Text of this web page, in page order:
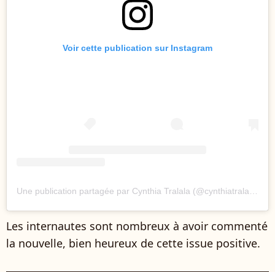
Voir cette publication sur Instagram
Les internautes sont nombreux à avoir commenté
la nouvelle, bien heureux de cette issue positive.